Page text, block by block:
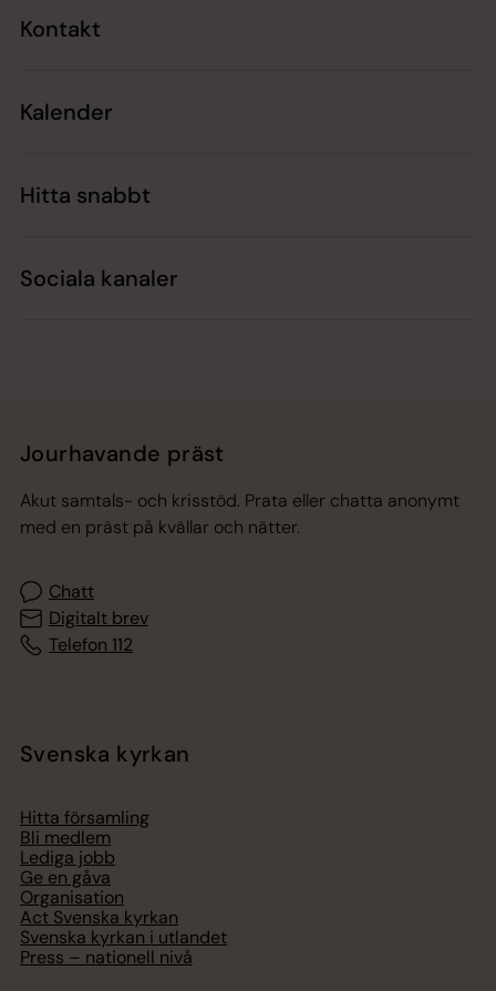
Kontakt
Kalender
Hitta snabbt
Sociala kanaler
Jourhavande präst
Akut samtals- och krisstöd. Prata eller chatta anonymt
med en präst på kvällar och nätter.
Chatt
Digitalt brev
Telefon 112
Svenska kyrkan
Hitta församling
Bli medlem
Lediga jobb
Ge en gåva
Organisation
Act Svenska kyrkan
Svenska kyrkan i utlandet
Press – nationell nivå